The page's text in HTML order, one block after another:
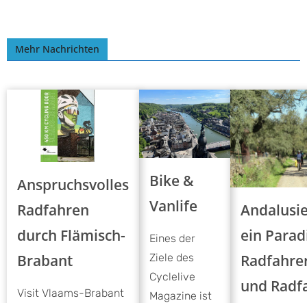
Mehr Nachrichten
Anspruchsvolles
Radfahren
durch Flämisch-
Brabant
Visit Vlaams-Brabant
Bike &
Vanlife
Eines der
Ziele des
Cyclelive
Magazine ist
ein
und